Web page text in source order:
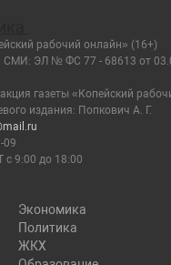
Экономика
Политика
ЖКХ
рабочий онлайн» (16+)
СМИ: ЭЛ № ФС 77 - 68613 от
газеты «Копейский
издания: Попкович А. Г.
09
9:00 до 18:00